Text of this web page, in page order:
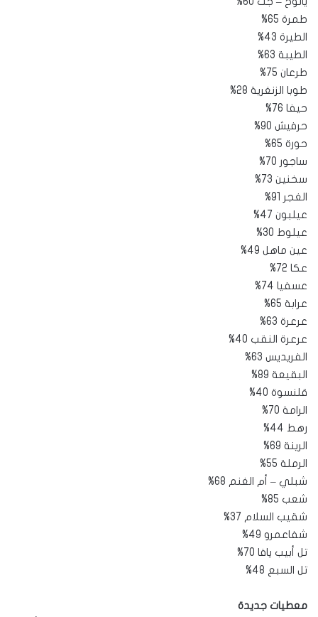
طمرة 65%
الطيرة 43%
الطيبة 63%
طرعان 75%
طوبا الزنغرية 28%
حيفا 76%
حرفيش 90%
حورة 65%
ساجور 70%
سخنين 73%
الغجر 91%
عيلبون 47%
عيلوط 30%
عين ماهل 49%
عكا 72%
عسفيا 74%
عرابة 65%
عرعرة 63%
عرعرة النقب 40%
الفريديس 63%
البقيعة 89%
قلنسوة 40%
الرامة 70%
رهط 44%
الرينة 69%
الرملة 55%
شبلي – أم الغنم 68%
شعب 85%
شقيب السلام 37%
شفاعمرو 49%
تل أبيب يافا 70%
تل السبع 48%
معطيات جديدة